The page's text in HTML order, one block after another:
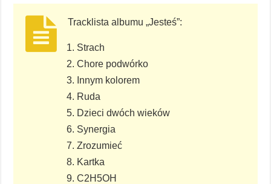
Tracklista albumu „Jesteś”:
Strach
Chore podwórko
Innym kolorem
Ruda
Dzieci dwóch wieków
Synergia
Zrozumieć
Kartka
C2H5OH